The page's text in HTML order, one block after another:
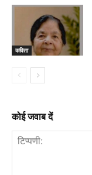
कविता
कोई जवाब दें